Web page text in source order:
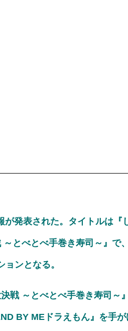
発表された。タイトルは『
とべとべ手巻き寿司～』で、
ンとなる。
戦 ～とべとべ手巻き寿司～』
BY MEドラえもん』を手が